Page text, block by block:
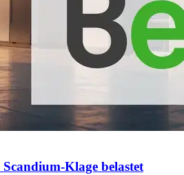
Klage belastet